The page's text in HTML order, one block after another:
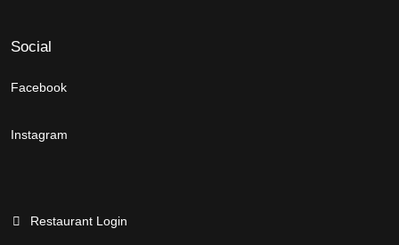
Social
Facebook
Instagram
Restaurant Login